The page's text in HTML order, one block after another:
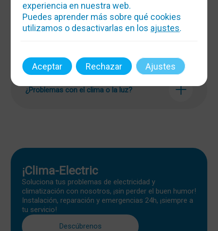
Todo sobre Clima-Electric Multiservicios
¿Problemas con el clima o la luz?
¡Clima-Electric
Soluciona tus problemas de electricidad y
climatización con nosotros, ¡sin perder el buen humor!
Instalación, reparación y emergencias 24h, ¡siempre a
tu servicio!
Descúbrenos
experiencia en nuestra web.
Puedes aprender más sobre qué cookies
utilizamos o desactivarlas en los ajustes.
Aceptar Rechazar Ajustes